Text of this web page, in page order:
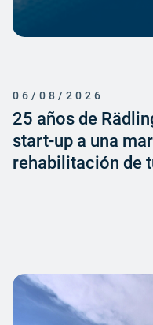
06/08/2026
25 años de
start-up a una
rehabilitación de